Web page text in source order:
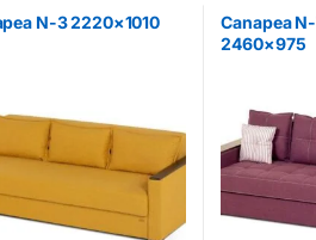
N-3 2220×1010
Canapea
2460×975